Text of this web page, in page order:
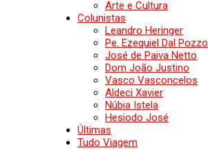
Arte e Cultura
Colunistas
Leandro Heringer
Pe. Ezequiel Dal Pozzo
José de Paiva Netto
Dom João Justino
Vasco Vasconcelos
Aldeci Xavier
Núbia Istela
Hesiodo José
Últimas
Tudo Viagem